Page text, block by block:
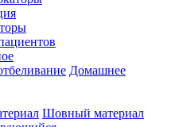
Домашнее
Шовный материал